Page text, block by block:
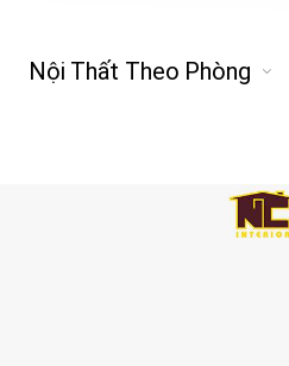
Nội Thất Theo Phòng